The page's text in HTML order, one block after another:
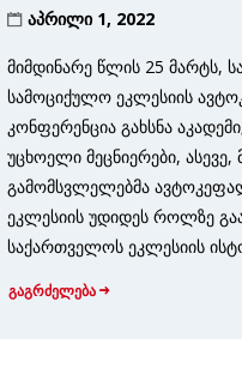
აპრილი 1, 2022
მიმდინარე წლის 25 მარტს,
სამოციქულო ეკლესიის
კონფერენცია გახსნა
უცხოელი მეცნიერები,
გამომსვლელებმა
ეკლესიის უდიდეს როლზე
საქართველოს ეკლესიის
გაგრძელება